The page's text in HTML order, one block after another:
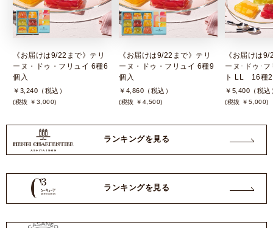
《お届けは9/22まで》テリ
ーヌ・ドゥ・フリュイ 6種6
個入
￥3,240（税込）
(税抜 ￥3,000)
《お届けは9/22まで》テリ
ーヌ・ドゥ・フリュイ 6種9
個入
￥4,860（税込）
(税抜 ￥4,500)
《お届けは
ーヌ･ドゥ･
ト LL 16種
￥5,400（税込
(税抜 ￥5,000)
ランキングを見る
ランキングを見る